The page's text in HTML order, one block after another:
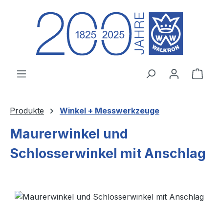
Zum Hauptinhalt springen
Produkte Winkel + Messwerkzeuge
Maurerwinkel und
Schlosserwinkel mit Anschlag
Bildergalerie überspringen